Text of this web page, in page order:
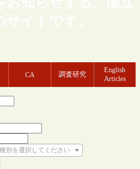
サイトです。
CA 調査研究
English
Articles
別を選択してください
してください